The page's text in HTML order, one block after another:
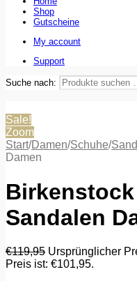
Shop
Gutscheine
My account
Support
Suche nach:
Sale!
Zoom
Start/Damen/Schuhe/
Damen
Sandalen
€119,95 Ursprünglicher
Preis ist: €101,95.